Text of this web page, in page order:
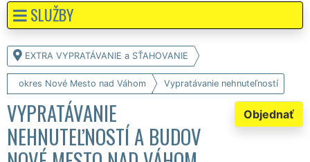
EXTRA VYPRATÁVANIE a SŤAHOVANIE
okres Nové Mesto nad Váhom Vypratávanie nehnuteľností
Objednať
VYPRATÁVANIE
NEHNUTEĽNOSTÍ A BUDOV
SLUŽBY